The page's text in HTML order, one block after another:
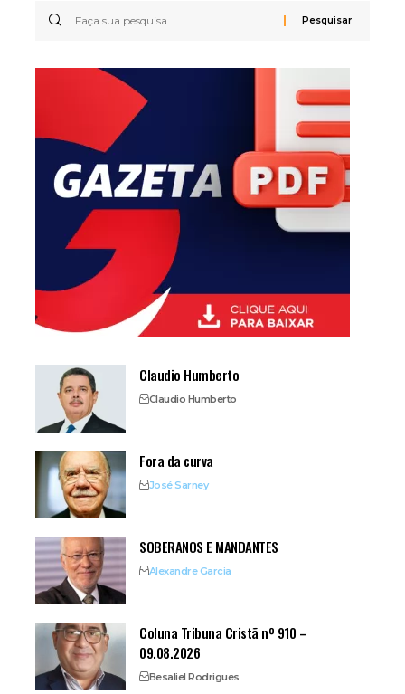
Claudio Humberto
Claudio Humberto
Fora da curva
José Sarney
SOBERANOS E MANDANTES
Alexandre Garcia
Coluna Tribuna Cristã nº 910 –
09.08.2026
Besaliel Rodrigues